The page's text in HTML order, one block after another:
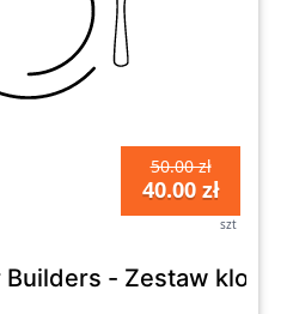
50.00 zł
40.00 zł
szt
Builders - Zestaw